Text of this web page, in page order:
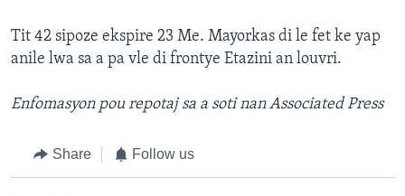
Tit 42 sipoze ekspire 23 Me. Mayorkas di le fet ke yap
anile lwa sa a pa vle di frontye Etazini an louvri.
Enfomasyon pou repotaj sa a soti nan Associated Press
Share Follow us